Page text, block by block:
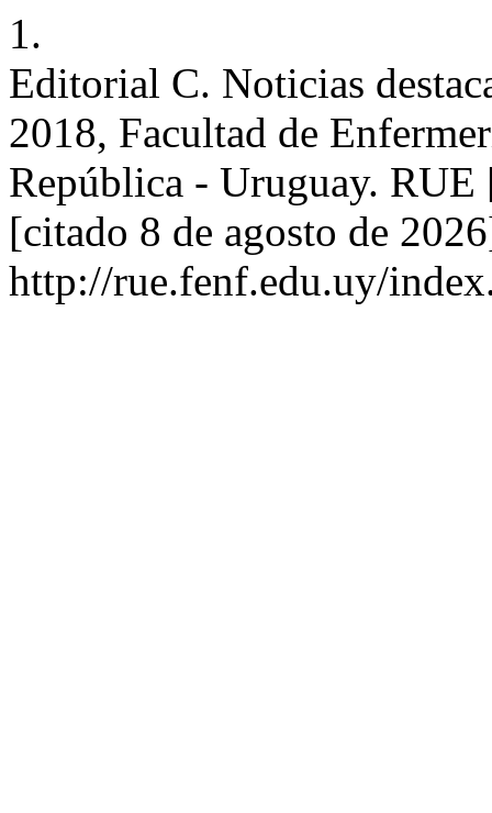
1.
Editorial C. Noticias
2018, Facultad de
República - Uruguay.
[citado 8 de agosto de
http://rue.fenf.edu.uy/